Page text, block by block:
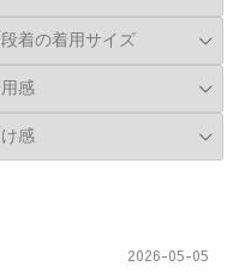
大人シンプルコ
ジュアル#細見え
コーデ #パンツ
ョートヘアコー
2026-05-05